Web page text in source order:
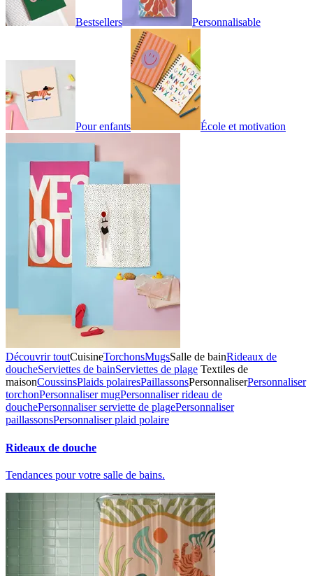
Bestsellers Personnalisable
Pour enfants École et motivation
Découvrir toutCuisineTorchonsMugsSalle de bainRideaux de
doucheServiettes de bainServiettes de plage Textiles de
maisonCoussinsPlaids polairesPaillassonsPersonnaliserPersonnaliser
torchonPersonnaliser mugPersonnaliser rideau de
douchePersonnaliser serviette de plagePersonnaliser
paillassonsPersonnaliser plaid polaire
Rideaux de douche
Tendances pour votre salle de bains.